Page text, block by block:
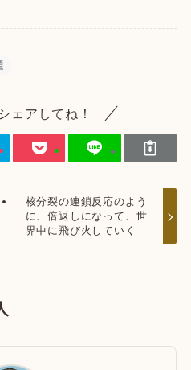
ェアしてね！
核分裂の連鎖反応のよう
に、倍返しになって、世
界中に飛び火していく